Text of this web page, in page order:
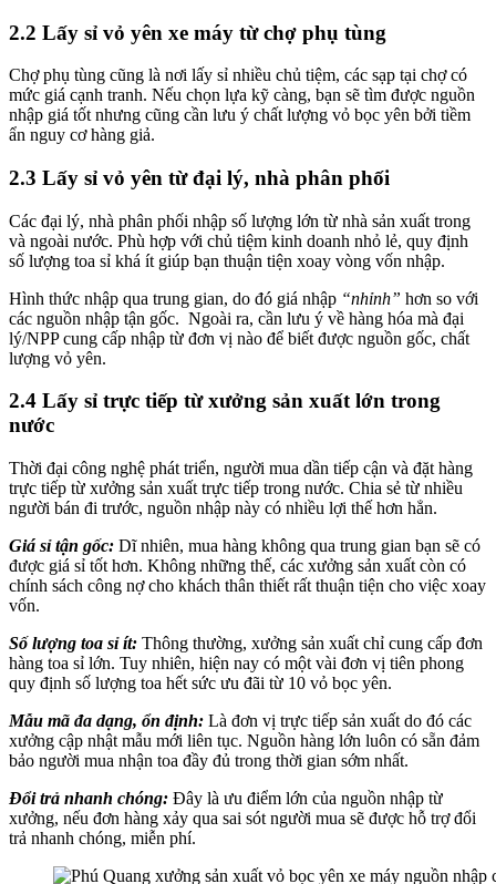
2.2 Lấy sỉ vỏ yên xe máy từ chợ phụ tùng
Chợ phụ tùng cũng là nơi lấy sỉ nhiều chủ tiệm, các sạp tại chợ có
mức giá cạnh tranh. Nếu chọn lựa kỹ càng, bạn sẽ tìm được nguồn
nhập giá tốt nhưng cũng cần lưu ý chất lượng vỏ bọc yên bởi tiềm
ẩn nguy cơ hàng giả.
2.3 Lấy sỉ vỏ yên từ đại lý, nhà phân phối
Các đại lý, nhà phân phối nhập số lượng lớn từ nhà sản xuất trong
và ngoài nước. Phù hợp với chủ tiệm kinh doanh nhỏ lẻ, quy định
số lượng toa sỉ khá ít giúp bạn thuận tiện xoay vòng vốn nhập.
Hình thức nhập qua trung gian, do đó giá nhập “nhỉnh” hơn so với
các nguồn nhập tận gốc. Ngoài ra, cần lưu ý về hàng hóa mà đại
lý/NPP cung cấp nhập từ đơn vị nào để biết được nguồn gốc, chất
lượng vỏ yên.
2.4 Lấy sỉ trực tiếp từ xưởng sản xuất lớn trong
nước
Thời đại công nghệ phát triển, người mua dần tiếp cận và đặt hàng
trực tiếp từ xưởng sản xuất trực tiếp trong nước. Chia sẻ từ nhiều
người bán đi trước, nguồn nhập này có nhiều lợi thế hơn hẳn.
Giá sỉ tận gốc: Dĩ nhiên, mua hàng không qua trung gian bạn sẽ có
được giá sỉ tốt hơn. Không những thế, các xưởng sản xuất còn có
chính sách công nợ cho khách thân thiết rất thuận tiện cho việc xoay
vốn.
Số lượng toa sỉ ít: Thông thường, xưởng sản xuất chỉ cung cấp đơn
hàng toa sỉ lớn. Tuy nhiên, hiện nay có một vài đơn vị tiên phong
quy định số lượng toa hết sức ưu đãi từ 10 vỏ bọc yên.
Mẫu mã đa dạng, ổn định: Là đơn vị trực tiếp sản xuất do đó các
xưởng cập nhật mẫu mới liên tục. Nguồn hàng lớn luôn có sẵn đảm
bảo người mua nhận toa đầy đủ trong thời gian sớm nhất.
Đổi trả nhanh chóng: Đây là ưu điểm lớn của nguồn nhập từ
xưởng, nếu đơn hàng xảy qua sai sót người mua sẽ được hỗ trợ đổi
trả nhanh chóng, miễn phí.